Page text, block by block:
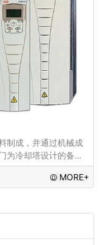
制成，并通过机械成
为冷却塔设计的备
供最优惠的价格和快
MORE+